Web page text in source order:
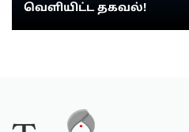
வெளியிட்ட தகவல்!